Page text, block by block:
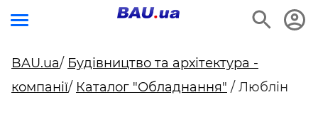
BAU.ua/ Будівництво та архітектура -
компанії/ Каталог "Обладнання" / Люблін